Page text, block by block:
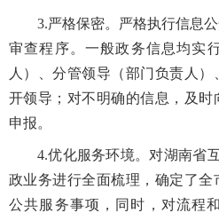
3.严格保密。严格执行信息
审查程序。一般政务信息均实
人）、分管领导（部门负责人
开领导；对不明确的信息，及
申报。
4.优化服务环境。对湖南省
政业务进行全面梳理，确定了全
公共服务事项，同时，对流程